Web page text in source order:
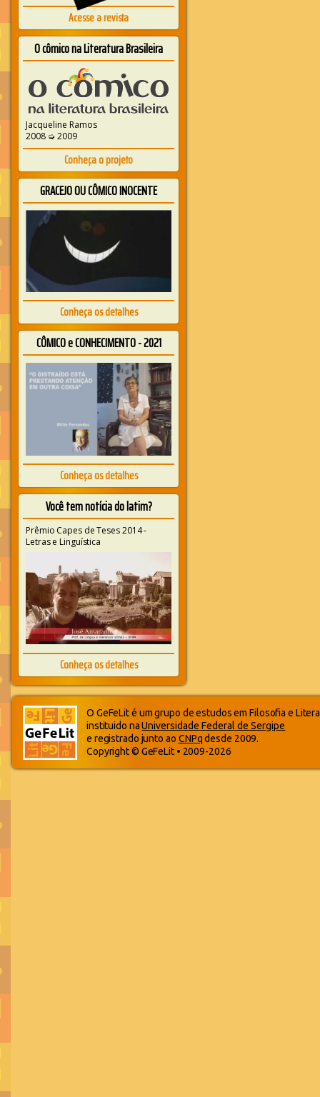
Acesse a revista
O cômico na Literatura Brasileira
Jacqueline Ramos
2008 ➭ 2009
Conheça o projeto
GRACEJO OU CÔMICO INOCENTE
Conheça os detalhes
CÔMICO e CONHECIMENTO - 2021
Conheça os detalhes
Você tem notícia do latim?
Prêmio Capes de Teses 2014 -
Letras e Linguística
Conheça os detalhes
O GeFeLit é um grupo de estudos em Filosofia e
instituido naUniversidade Federal de Sergipe
e registrado junto ao CNPqdesde 2009.
Copyright © GeFeLit • 2009-2026